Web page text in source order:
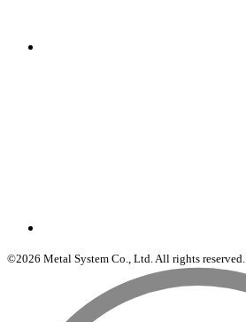
©2026 Metal System Co., Ltd. All rights reserved.